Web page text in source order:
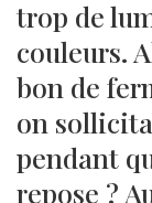
trop de
couleurs.
bon de
on
pendant
repose ?